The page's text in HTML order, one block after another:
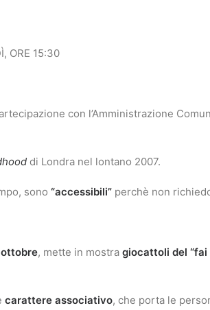
ORE 15:30
con l’Amministrazione
di Londra nel lontano 2007.
sono “accessibili” perchè non
, mette in mostra giocattoli del “fai
carattere associativo, che porta le